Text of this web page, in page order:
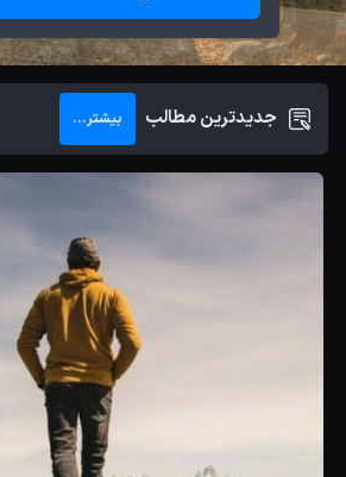
جدیدترین مطالب بیشتر...